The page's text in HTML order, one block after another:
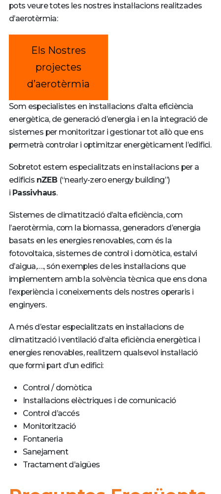
pots veure totes les nostres instal·lacions realitzades
d’aerotèrmia:
Els Nostres
projectes
d’aerotèrmia
Som especialistes en instal·lacions d’alta eficiència
energètica, de generació d’energia i en la integració de
sistemes per monitoritzar i gestionar tot allò que ens
permetrà controlar i optimitzar energèticament l’edifici.
Sobretot estem especialitzats en instal·lacions per a
edificis nZEB (“nearly-zero energy building”)
i Passivhaus.
Sistemes de climatització d’alta eficiència, com
l’aerotèrmia, com la biomassa, generadors d’energia
basats en les energies renovables, com és la
fotovoltaica, sistemes de control i domòtica, estalvi
d’aigua,…., són exemples de les instal·lacions que
implementem amb la solvència tècnica que ens dona
l’experiència i coneixements dels nostres operaris i
enginyers.
A més d’estar especialitzats en instal·lacions de
climatització i ventilació d’alta eficiència energètica i
energies renovables, realitzem qualsevol instal·lació
que formi part d’un edifici:
Control / domòtica
Instal·lacions elèctriques i de comunicació
Control d’accés
Monitorització
Fontaneria
Sanejament
Tractament d’aigües